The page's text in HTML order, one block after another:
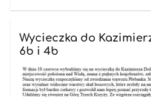
Wycieczka do
6b i 4b